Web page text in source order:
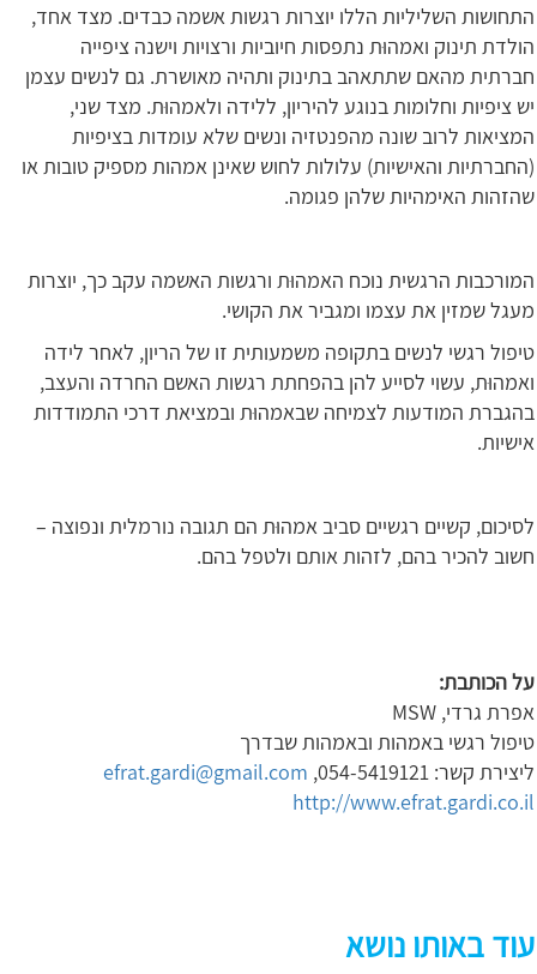
התחושות השליליות הללו יוצרות רגשות אשמה כבדים. מצד אחד,
הולדת תינוק ואמהוּת נתפסות חיוביות ורצויות וישנה ציפייה
חברתית מהאם שתתאהב בתינוק ותהיה מאושרת. גם לנשים עצמן
יש ציפיות וחלומות בנוגע להיריון, ללידה ולאמהוּת. מצד שני,
המציאות לרוב שונה מהפנטזיה ונשים שלא עומדות בציפיות
(החברתיות והאישיות) עלולות לחוש שאינן אמהות מספיק טובות או
שהזהות האימהיות שלהן פגומה.
המורכבות הרגשית נוכח האמהוּת ורגשות האשמה עקב כך, יוצרות
מעגל שמזין את עצמו ומגביר את הקושי.
טיפול רגשי לנשים בתקופה משמעותית זו של הריון, לאחר לידה
ואמהוּת, עשוי לסייע להן בהפחתת רגשות האשם החרדה והעצב,
בהגברת המודעות לצמיחה שבאמהוּת ובמציאת דרכי התמודדות
אישיות.
לסיכום, קשיים רגשיים סביב אמהוּת הם תגובה נורמלית ונפוצה –
חשוב להכיר בהם, לזהות אותם ולטפל בהם.
על הכותבת:
אפרת גרדי, MSW
טיפול רגשי באמהות ובאמהות שבדרך
ליצירת קשר: 054-5419121,
efrat.gardi@gmail.com
http://www.efrat.gardi.co.il
עוד באותו נושא